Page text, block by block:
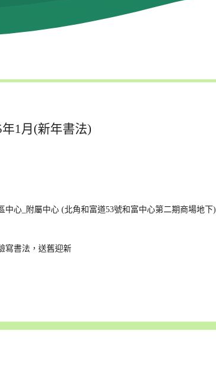
1月(新年書法)
中心_附屬中心 (北角和富道53號和富中心第二期商場地下)
寫書法，送舊迎新